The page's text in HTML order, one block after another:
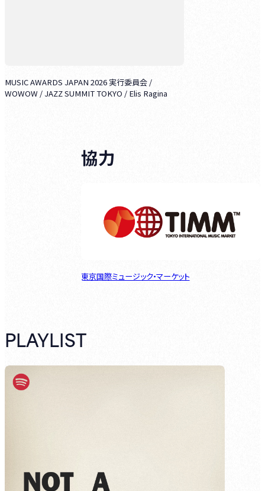
MUSIC AWARDS JAPAN 2026 実行委員会 /
WOWOW / JAZZ SUMMIT TOKYO / Elis Ragina
協力
東京国際ミュージック・マーケット
PLAYLIST